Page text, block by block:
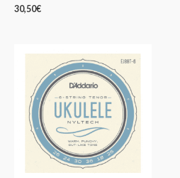
30,50€